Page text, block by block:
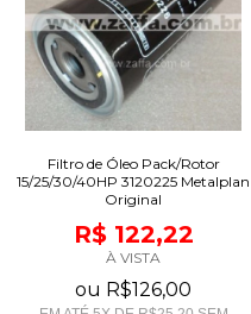
Filtro de Óleo Pack/Rotor
15/25/30/40HP 3120225 Metalplan
Original
R$ 122,22
À VISTA
ou R$126,00